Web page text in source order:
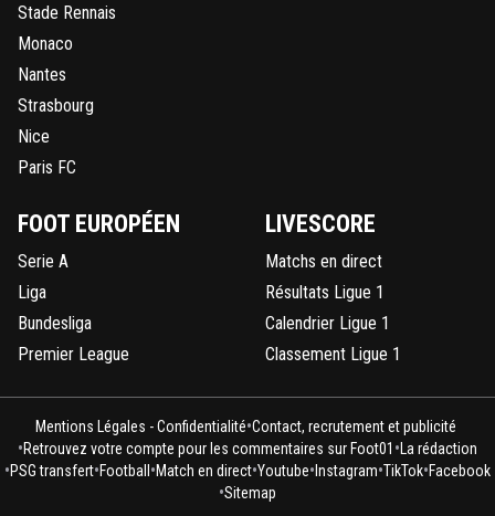
Stade Rennais
Monaco
Nantes
Strasbourg
Nice
Paris FC
FOOT EUROPÉEN
Serie A
Liga
Bundesliga
Premier League
LIVESCORE
Matchs en direct
Résultats Ligue 1
Calendrier Ligue 1
Classement Ligue 1
Mentions Légales - Confidentialité•Contact, recrutement et publicité
•Retrouvez votre compte pour les commentaires sur Foot01 • La rédaction
•PSG transfert•Football •Match en direct•Youtube• Instagram•TikTok•Facebook
•Sitemap